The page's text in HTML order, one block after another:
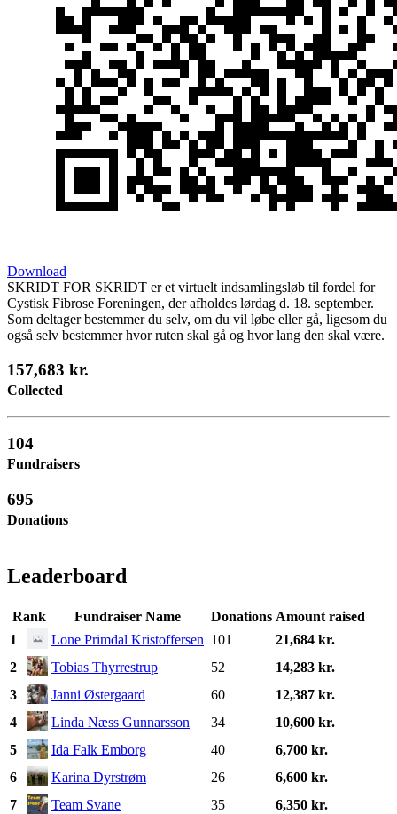
Download
SKRIDT FOR SKRIDT er et virtuelt indsamlingsløb til fordel for
Cystisk Fibrose Foreningen, der afholdes lørdag d. 18. september.
Som deltager bestemmer du selv, om du vil løbe eller gå, ligesom du
også selv bestemmer hvor ruten skal gå og hvor lang den skal være.
157,683 kr.
Collected
104
Fundraisers
695
Donations
Leaderboard
Rank Fundraiser Name Donations Amount raised
1
Lone Primdal Kristoffersen 101
21,684 kr.
2
Tobias Thyrrestrup 52
14,283 kr.
3
Janni Østergaard 60
12,387 kr.
4
Linda Næss Gunnarsson 34
10,600 kr.
5
Ida Falk Emborg 40
6,700 kr.
6
Karina Dyrstrøm 26
6,600 kr.
7
Team Svane 35
6,350 kr.